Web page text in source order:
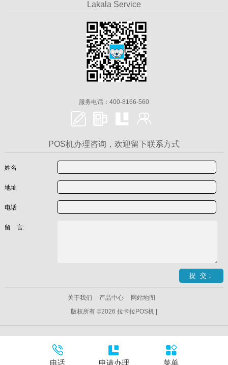
Lakala Service
服务电话：400-8166-560
POS机办理咨询，欢迎留下联系方式
姓名
地址
电话
留 言:
关于我们 产品中心
网站地图
版权所有 ©2026 拉卡拉POS机 |
电话 申请办理 菜单